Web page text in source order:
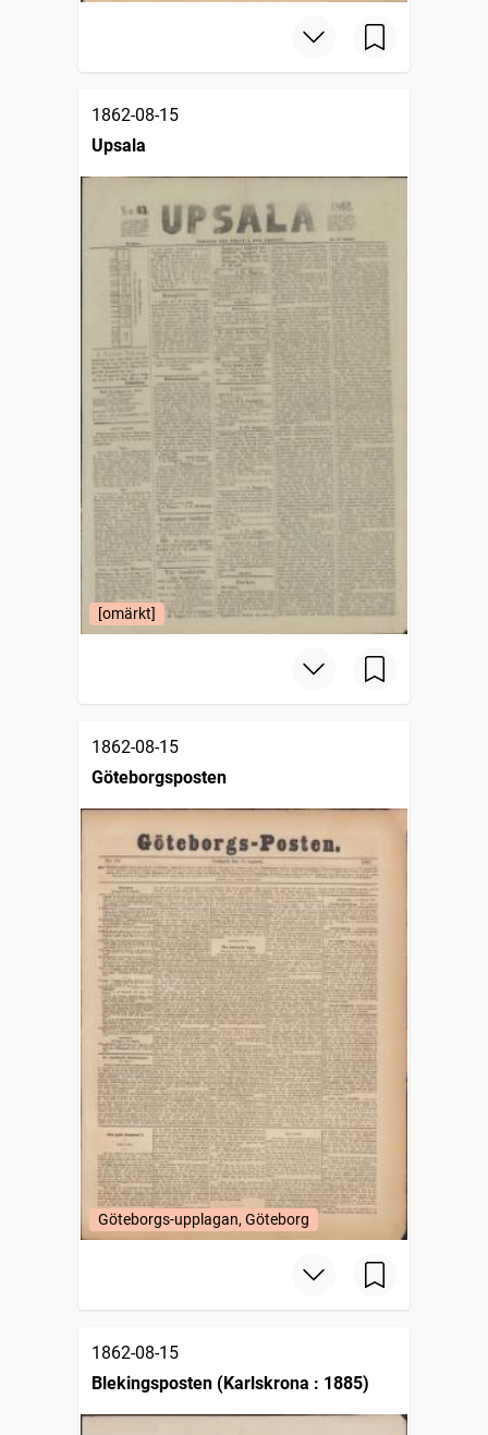
1862-08-15
Upsala
[omärkt]
1862-08-15
Göteborgsposten
Göteborgs-upplagan, Göteborg
1862-08-15
Blekingsposten (Karlskrona : 1885)